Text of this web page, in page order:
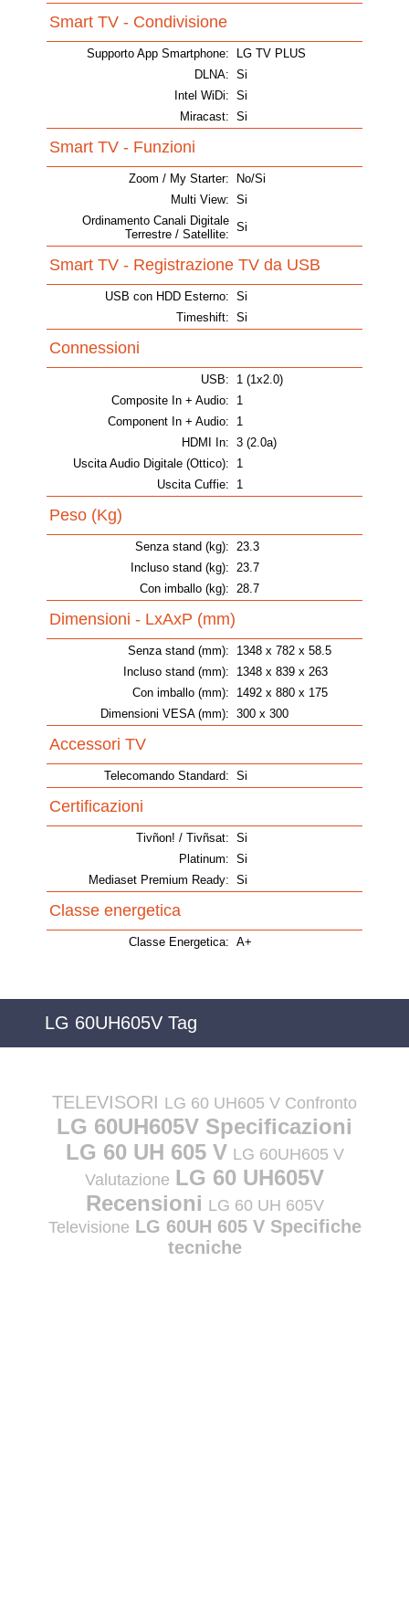
Smart TV - Condivisione
Supporto App Smartphone:
LG TV PLUS
DLNA: Si
Intel WiDi: Si
Miracast: Si
Smart TV - Funzioni
Zoom / My Starter:
No/Si
Multi View: Si
Ordinamento Canali Digitale
Terrestre / Satellite:
Si
Smart TV - Registrazione TV da USB
USB con HDD Esterno: Si
Timeshift: Si
Connessioni
USB:
1 (1x2.0)
Composite In + Audio:
1
Component In + Audio:
1
HDMI In: 3 (2.0a)
Uscita Audio Digitale (Ottico):
1
Uscita Cuffie:
1
Peso (Kg)
Senza stand (kg): 23.3
Incluso stand (kg): 23.7
Con imballo (kg): 28.7
Dimensioni - LxAxP (mm)
Senza stand (mm):
1348 x 782 x 58.5
Incluso stand (mm):
1348 x 839 x 263
Con imballo (mm):
1492 x 880 x 175
Dimensioni VESA (mm): 300 x 300
Accessori TV
Telecomando Standard: Si
Certificazioni
Tivñon! / Tivñsat: Si
Platinum: Si
Mediaset Premium Ready: Si
Classe energetica
Classe Energetica: A+
LG 60UH605V Tag
TELEVISORI LG 60 UH605 V Confronto
LG 60UH605V Specificazioni
LG 60 UH 605 V LG 60UH605 V
Valutazione LG 60 UH605V
Recensioni LG 60 UH 605V
Televisione LG 60UH 605 V Specifiche
tecniche